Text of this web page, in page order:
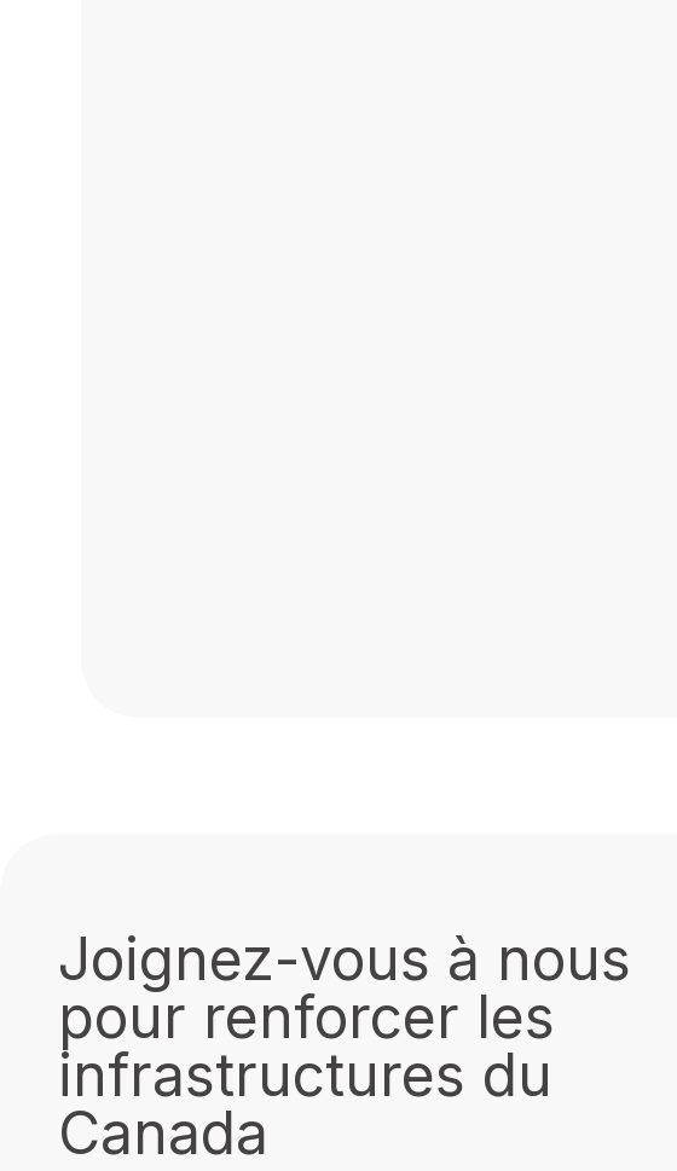
Joignez-vous à nous
pour renforcer les
infrastructures du
Canada